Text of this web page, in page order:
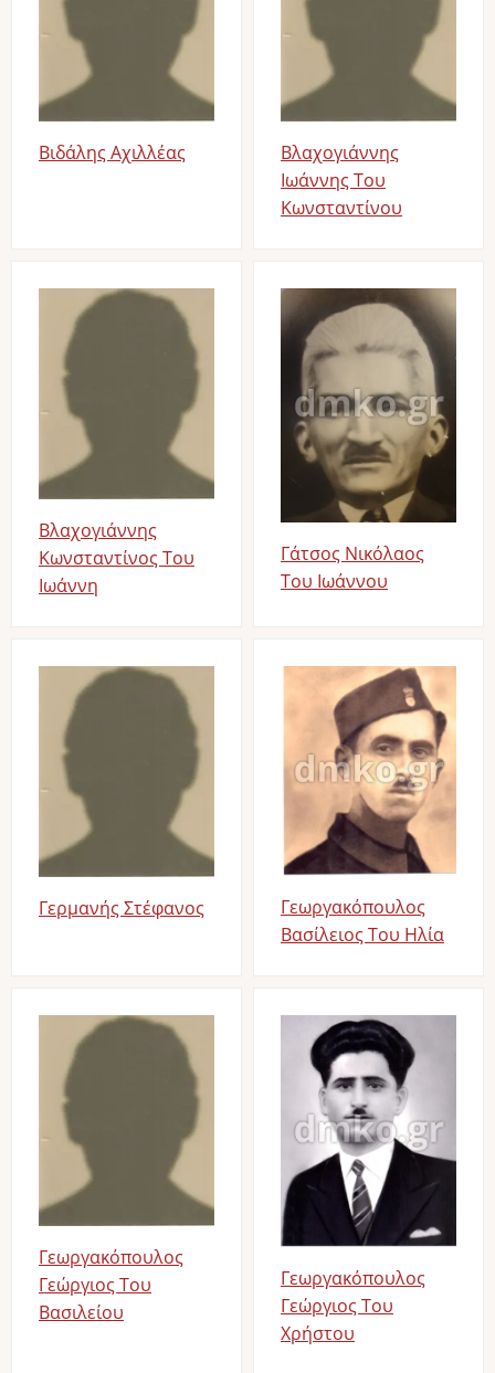
Βιδάλης Αχιλλέας
Βλαχογιάννης
Ιωάννης Του
Κωνσταντίνου
Image
Βλαχογιάννης
Κωνσταντίνος Του
Ιωάννη
Image
Γάτσος Νικόλαος
Του Ιωάννου
Image
Γερμανής Στέφανος
Γεωργακόπουλος
Βασίλειος Του Ηλία
Image
Γεωργακόπουλος
Γεώργιος Του
Βασιλείου
Image
Γεωργακόπουλος
Γεώργιος Του
Χρήστου